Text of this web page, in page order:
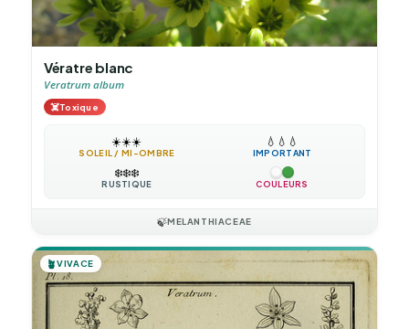
Vératre blanc
Veratrum album
☠️Toxique
☀️☀️☀️
SOLEIL / MI-OMBRE
💧 💧 💧
IMPORTANT
❄️❄️❄️
RUSTIQUE COULEURS
🍃MELANTHIACEAE
🪴VIVACE